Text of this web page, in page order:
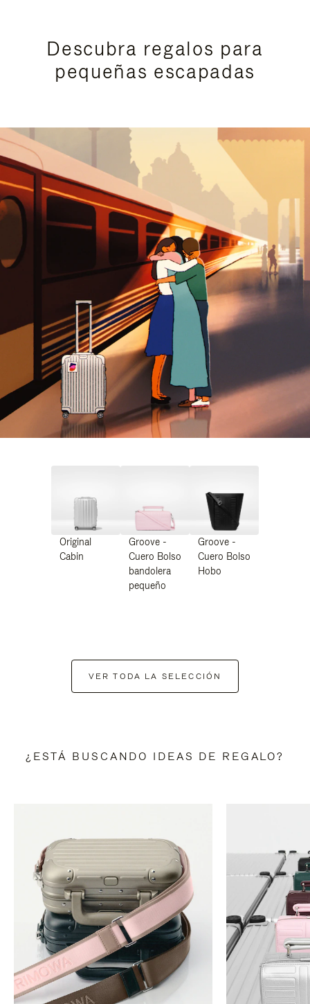
Descubra regalos para
pequeñas escapadas
Original
Cabin
Groove -
Cuero Bolso
bandolera
pequeño
Groove -
Cuero Bolso
Hobo
VER TODA LA SELECCIÓN
¿ESTÁ BUSCANDO IDEAS DE REGALO?